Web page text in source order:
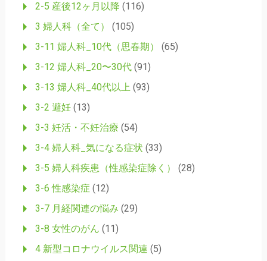
2-5 産後12ヶ月以降 (116)
3 婦人科（全て）
(105)
3-11 婦人科_10代（思春期）
(65)
3-12 婦人科_20〜30代(91)
3-13 婦人科_40代以上 (93)
3-2 避妊(13)
3-3 妊活・不妊治療 (54)
3-4 婦人科_気になる症状 (33)
3-5 婦人科疾患（性感染症除く）
(28)
3-6 性感染症 (12)
3-7 月経関連の悩み (29)
3-8 女性のがん (11)
4 新型コロナウイルス関連 (5)